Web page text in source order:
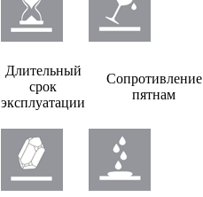
Длительный
срок
эксплуатации
Сопротивление
пятнам